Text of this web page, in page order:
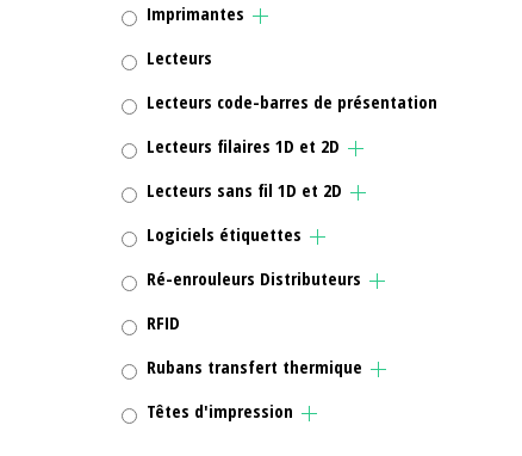
Imprimantes
Lecteurs
Lecteurs code-barres de présentation
Lecteurs filaires 1D et 2D
Lecteurs sans fil 1D et 2D
Logiciels étiquettes
Ré-enrouleurs Distributeurs
RFID
Rubans transfert thermique
Têtes d'impression